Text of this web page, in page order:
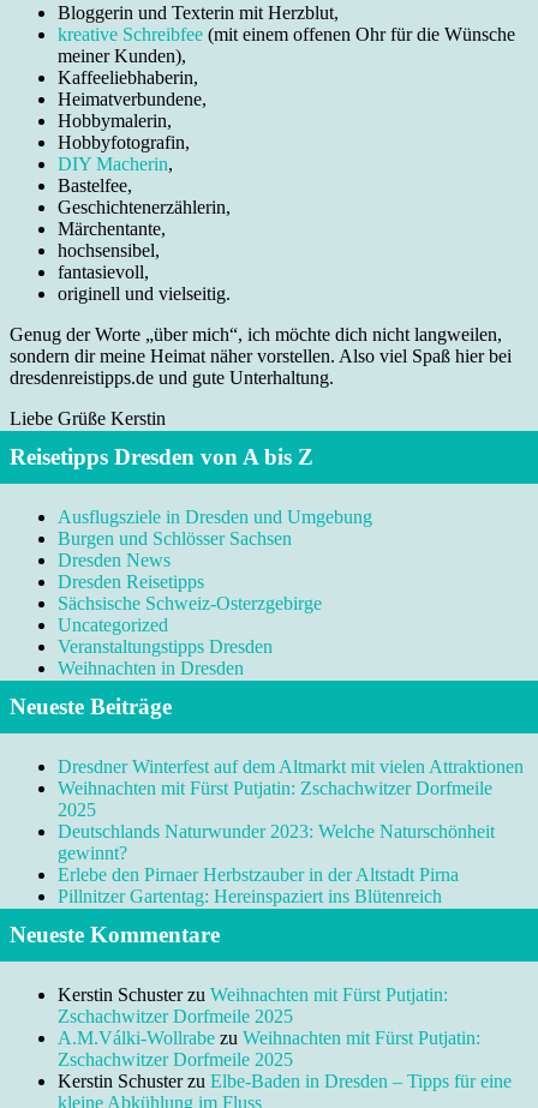
Bloggerin und Texterin mit Herzblut,
kreative Schreibfee (mit einem offenen Ohr für die Wünsche
meiner Kunden),
Kaffeeliebhaberin,
Heimatverbundene,
Hobbymalerin,
Hobbyfotografin,
DIY Macherin,
Bastelfee,
Geschichtenerzählerin,
Märchentante,
hochsensibel,
fantasievoll,
originell und vielseitig.
Genug der Worte „über mich“, ich möchte dich nicht langweilen,
sondern dir meine Heimat näher vorstellen. Also viel Spaß hier bei
dresdenreistipps.de und gute Unterhaltung.
Liebe Grüße Kerstin
Reisetipps Dresden von A bis Z
Ausflugsziele in Dresden und Umgebung
Burgen und Schlösser Sachsen
Dresden News
Dresden Reisetipps
Sächsische Schweiz-Osterzgebirge
Uncategorized
Veranstaltungstipps Dresden
Weihnachten in Dresden
Neueste Beiträge
Dresdner Winterfest auf dem Altmarkt mit vielen Attraktionen
Weihnachten mit Fürst Putjatin: Zschachwitzer Dorfmeile
2025
Deutschlands Naturwunder 2023: Welche Naturschönheit
gewinnt?
Erlebe den Pirnaer Herbstzauber in der Altstadt Pirna
Pillnitzer Gartentag: Hereinspaziert ins Blütenreich
Neueste Kommentare
Kerstin Schusterzu Weihnachten mit Fürst Putjatin:
Zschachwitzer Dorfmeile 2025
A.M.Válki-Wollrabe zu Weihnachten mit Fürst Putjatin:
Zschachwitzer Dorfmeile 2025
Kerstin Schusterzu Elbe-Baden in Dresden – Tipps für eine
kleine Abkühlung im Fluss